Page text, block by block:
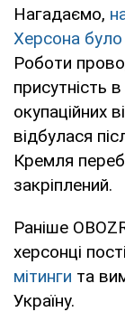
Нагадаємо,
Херсона було
Роботи
присутність
окупаційних
відбулася
Кремля
закріплений.
Раніше
херсонці
мітинги та
Україну.